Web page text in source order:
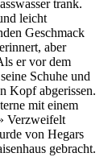
trank.
leicht
Geschmack
aber
er vor dem
Schuhe und
Kopf abgerissen.
mit einem
Verzweifelt
von Hegars
gebracht.